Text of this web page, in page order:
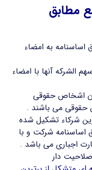
مطابق
به امضاء
الشرکه آنها با امضاء
اشخاص حقوقی
حقوقی می باشند .
شرکاء تشکیل شده
شرکت و با
دار